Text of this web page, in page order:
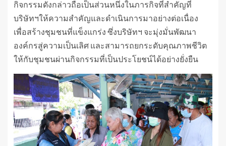
กิจกรรมดังกล่าวถือเป็นส่วนหนึ่งในภารกิจที่สำคัญที่
บริษัทฯให้ความสำคัญและดำเนินการมาอย่างต่อเนื่อง
เพื่อสร้างชุมชนที่แข็งแกร่ง ซึ่งบริษัทฯ จะมุ่งมั่นพัฒนา
องค์กรสู่ความเป็นเลิศ และสามารถยกระดับคุณภาพชีวิต
ให้กับชุมชนผ่านกิจกรรมที่เป็นประโยชน์ได้อย่างยั่งยืน